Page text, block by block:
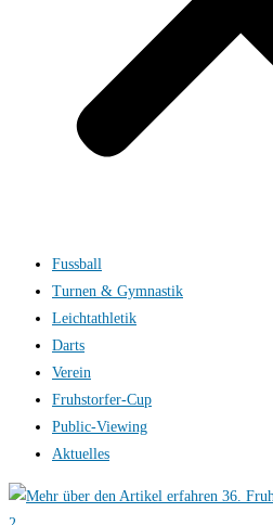
Fussball
Turnen & Gymnastik
Leichtathletik
Darts
Verein
Fruhstorfer-Cup
Public-Viewing
Aktuelles